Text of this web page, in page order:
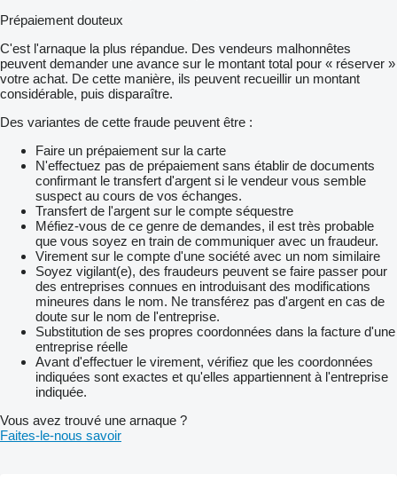
Prépaiement douteux
C'est l'arnaque la plus répandue. Des vendeurs malhonnêtes
peuvent demander une avance sur le montant total pour « réserver »
votre achat. De cette manière, ils peuvent recueillir un montant
considérable, puis disparaître.
Des variantes de cette fraude peuvent être :
Faire un prépaiement sur la carte
N'effectuez pas de prépaiement sans établir de documents
confirmant le transfert d'argent si le vendeur vous semble
suspect au cours de vos échanges.
Transfert de l'argent sur le compte séquestre
Méfiez-vous de ce genre de demandes, il est très probable
que vous soyez en train de communiquer avec un fraudeur.
Virement sur le compte d'une société avec un nom similaire
Soyez vigilant(e), des fraudeurs peuvent se faire passer pour
des entreprises connues en introduisant des modifications
mineures dans le nom. Ne transférez pas d'argent en cas de
doute sur le nom de l'entreprise.
Substitution de ses propres coordonnées dans la facture d'une
entreprise réelle
Avant d'effectuer le virement, vérifiez que les coordonnées
indiquées sont exactes et qu'elles appartiennent à l'entreprise
indiquée.
Vous avez trouvé une arnaque ?
Faites-le-nous savoir